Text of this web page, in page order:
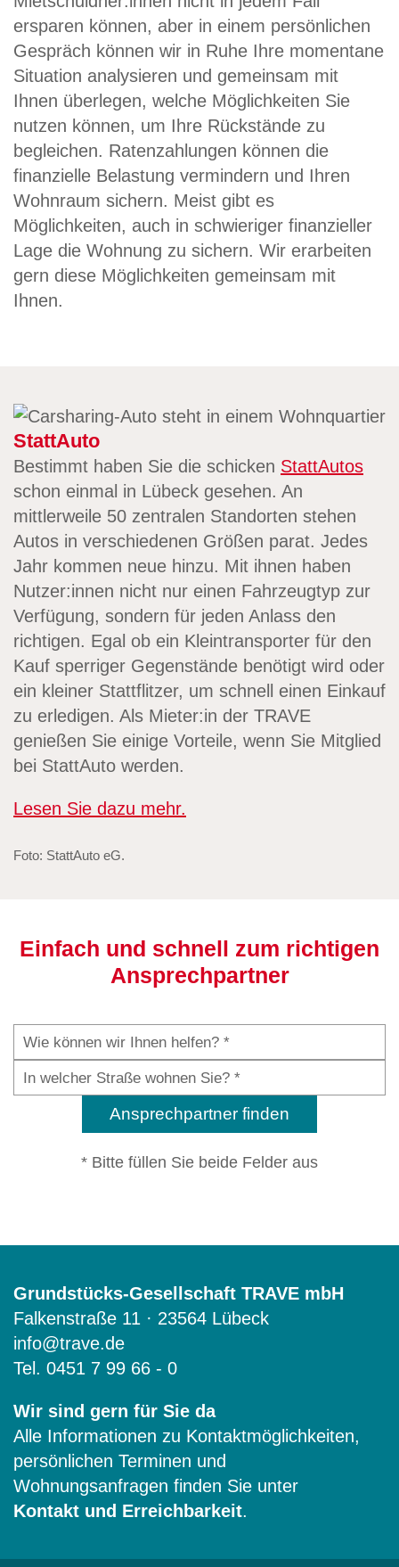
ersparen können, aber in einem persönlichen
Gespräch können wir in Ruhe Ihre momentane
Situation analysieren und gemeinsam mit
Ihnen überlegen, welche Möglichkeiten Sie
nutzen können, um Ihre Rückstände zu
begleichen. Ratenzahlungen können die
finanzielle Belastung vermindern und Ihren
Wohnraum sichern. Meist gibt es
Möglichkeiten, auch in schwieriger finanzieller
Lage die Wohnung zu sichern. Wir erarbeiten
gern diese Möglichkeiten gemeinsam mit
Ihnen.
StattAuto
Bestimmt haben Sie die schicken StattAutos
schon einmal in Lübeck gesehen. An
mittlerweile 50 zentralen Standorten stehen
Autos in verschiedenen Größen parat. Jedes
Jahr kommen neue hinzu. Mit ihnen haben
Nutzer:innen nicht nur einen Fahrzeugtyp zur
Verfügung, sondern für jeden Anlass den
richtigen. Egal ob ein Kleintransporter für den
Kauf sperriger Gegenstände benötigt wird oder
ein kleiner Stattflitzer, um schnell einen Einkauf
zu erledigen. Als Mieter:in der TRAVE
genießen Sie einige Vorteile, wenn Sie Mitglied
bei StattAuto werden.
Lesen Sie dazu mehr.
Foto: StattAuto eG.
Einfach und schnell zum richtigen
Ansprechpartner
Ansprechpartner finden
* Bitte füllen Sie beide Felder aus
Grundstücks-Gesellschaft TRAVE mbH
Falkenstraße 11 · 23564 Lübeck
info@trave.de
Tel. 0451 7 99 66 - 0
Wir sind gern für Sie da
Alle Informationen zu Kontaktmöglichkeiten,
persönlichen Terminen und
Wohnungsanfragen finden Sie unter
Kontakt und Erreichbarkeit.